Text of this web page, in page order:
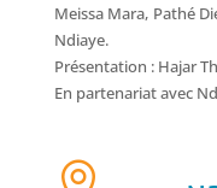
Meissa Mara, Pathé
Ndiaye.
Présentation : Hajar
En partenariat avec